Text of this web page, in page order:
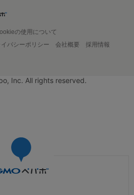
の使用について
イバシーポリシー 会社概要
採用情報
Inc. All rights reserved.